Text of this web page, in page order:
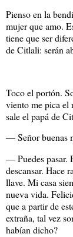
Pienso en la
mujer que amo.
tiene que ser
de Citlali: serán
Toco el portón.
viento me pica el
sale el papá de
― Señor buenas
― Puedes pasar.
descansar. Hace
llave. Mi casa
nueva vida.
que a partir de
extraña, tal vez
habían dicho?